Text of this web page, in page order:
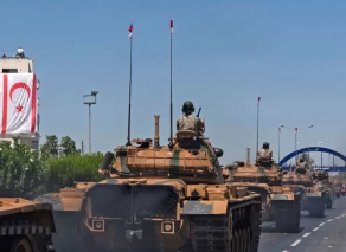
στο Βασιλικό
μιας δημοσκόπησης